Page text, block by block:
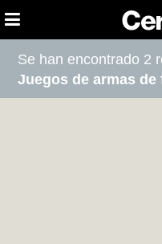
Se han encontrado 2
Juegos de armas de